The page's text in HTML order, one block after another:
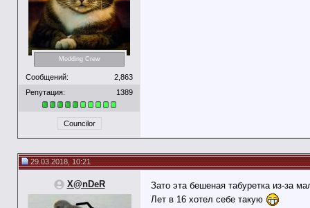
Modding Crew
Сообщений:
2,863
Репутация:
1389
Councilor
29.03.2018, 10:21
X@nDeR
Зато эта бешеная табуретка из-за
Лет в 16 хотел себе такую